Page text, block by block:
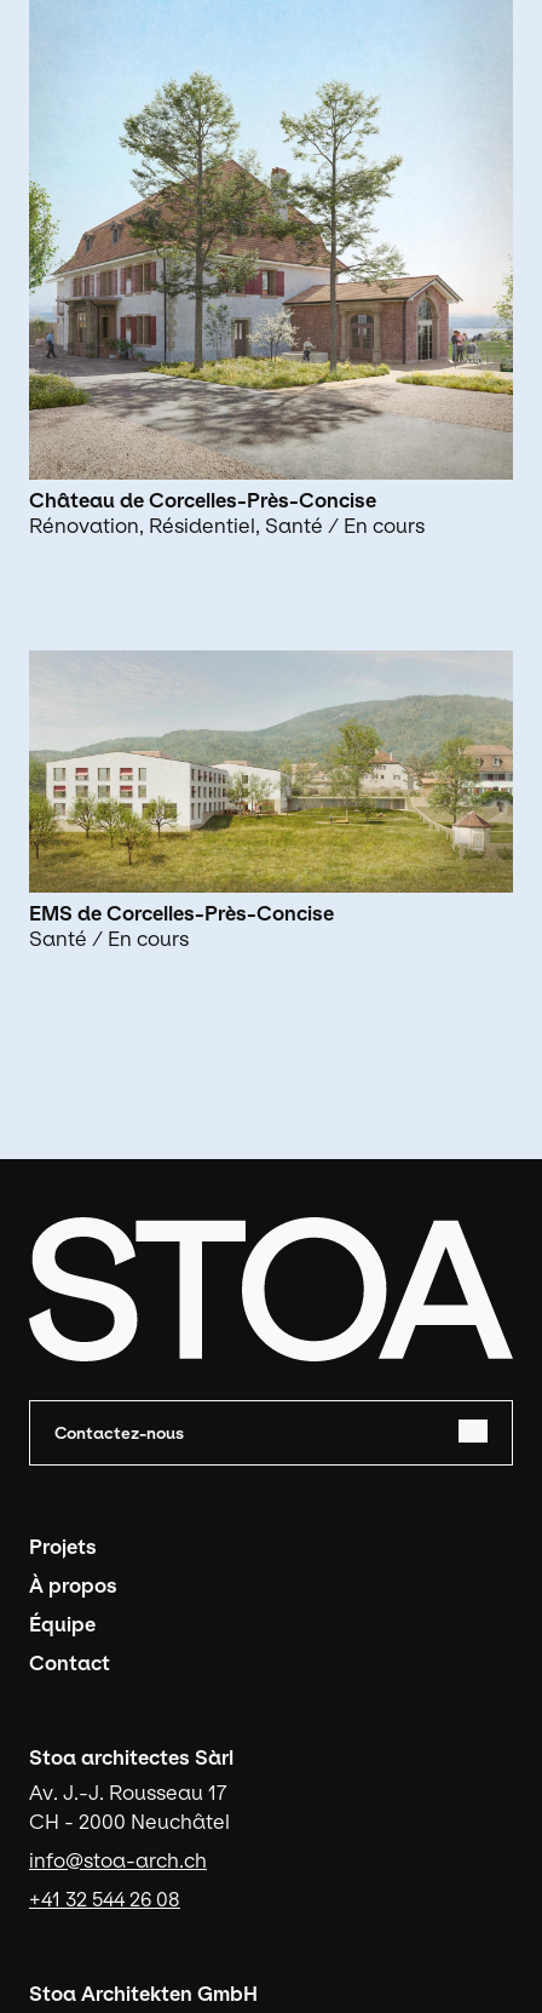
Château de Corcelles-Près-Concise
Rénovation Résidentiel Santé / En cours
EMS de Corcelles-Près-Concise
Santé / En cours
Contactez-nous
Navigation principale
Projets
À propos
Équipe
Contact
Stoa architectes Sàrl
Av. J.-J. Rousseau 17
CH - 2000 Neuchâtel
info@stoa-arch.ch
+41 32 544 26 08
Stoa Architekten GmbH